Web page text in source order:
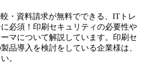
・資料請求が無料でできる、ITトレ
必須！印刷セキュリティの必要性や
マについて解説しています。 印刷セ
品導入を検討をしている企業様は、
。